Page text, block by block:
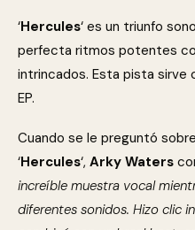
‘Hercules‘ es un triunfo
perfecta ritmos potentes
intrincados. Esta pista sirve
EP.
Cuando se le preguntó
‘Hercules‘, Arky Waters
increíble muestra vocal
diferentes sonidos. Hizo clic